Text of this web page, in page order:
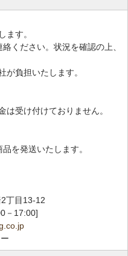
ます。
ください。状況を確認の上、
が負担いたします。
は受け付けておりません。
を発送いたします。
丁目13-12
－17:00]